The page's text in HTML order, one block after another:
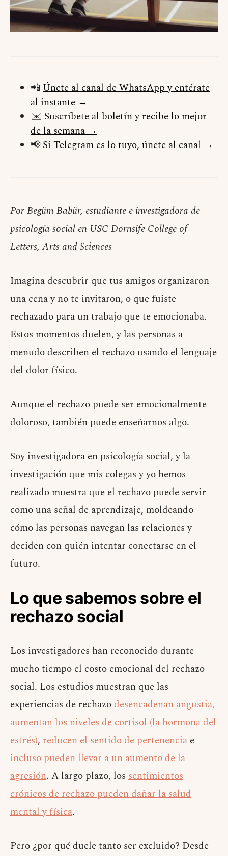
📲 Únete al canal de WhatsApp y entérate
al instante →
✉️ Suscríbete al boletín y recibe lo mejor
de la semana →
📢Si Telegram es lo tuyo, únete al canal →
Por Begüm Babür, estudiante e investigadora de
psicología social en USC Dornsife College of
Letters, Arts and Sciences
Imagina descubrir que tus amigos organizaron
una cena y no te invitaron, o que fuiste
rechazado para un trabajo que te emocionaba.
Estos momentos duelen, y las personas a
menudo describen el rechazo usando el lenguaje
del dolor físico.
Aunque el rechazo puede ser emocionalmente
doloroso, también puede enseñarnos algo.
Soy investigadora en psicología social, y la
investigación que mis colegas y yo hemos
realizado muestra que el rechazo puede servir
como una señal de aprendizaje, moldeando
cómo las personas navegan las relaciones y
deciden con quién intentar conectarse en el
futuro.
Lo que sabemos sobre el
rechazo social
Los investigadores han reconocido durante
mucho tiempo el costo emocional del rechazo
social. Los estudios muestran que las
experiencias de rechazodesencadenan angustia,
aumentan los niveles de cortisol (la hormona del
estrés), reducen el sentido de pertenencia e
incluso pueden llevar a un aumento de la
agresión. A largo plazo, los sentimientos
crónicos de rechazo pueden dañar la salud
mental y física.
Pero ¿por qué duele tanto ser excluido? Desde